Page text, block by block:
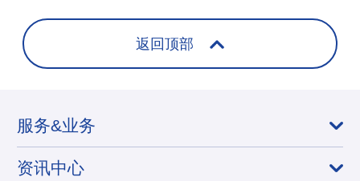
返回顶部
服务&业务
资讯中心